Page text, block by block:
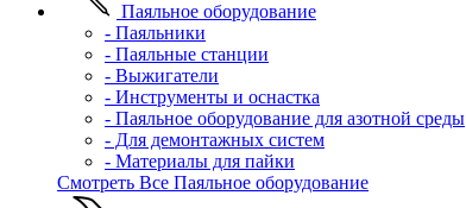
Паяльное оборудование
- Паяльники
- Паяльные станции
- Выжигатели
- Инструменты и оснастка
- Паяльное оборудование для азотной среды
- Для демонтажных систем
- Материалы для пайки
Смотреть Все Паяльное оборудование